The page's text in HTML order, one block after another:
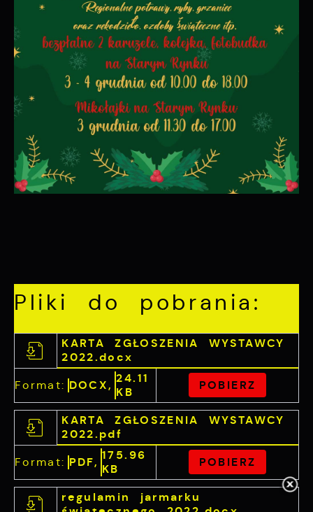
Pliki do pobrania:
KARTA ZGŁOSZENIA WYSTAWCY
2022.docx
Format: DOCX, 24.11
KB
POBIERZ
KARTA ZGŁOSZENIA WYSTAWCY
2022.pdf
Format: PDF, 175.96
KB
POBIERZ
regulamin jarmarku